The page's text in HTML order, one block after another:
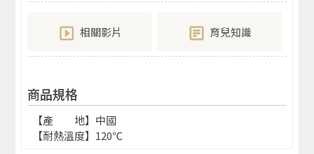
相關影片 育兒知識
商品規格
【產 地】中國
【耐熱溫度】120℃